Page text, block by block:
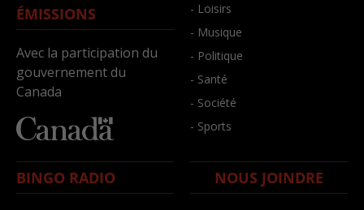
ÉMISSIONS
Avec la participation du
gouvernement du
Canada
- Loisirs
- Musique
- Politique
- Santé
- Société
- Sports
BINGO RADIO NOUS JOINDRE